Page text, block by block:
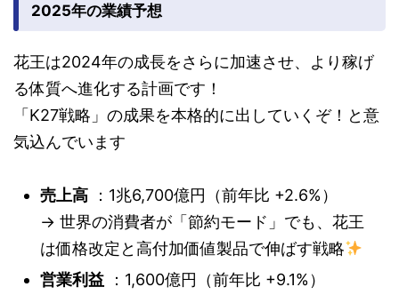
2025年の業績予想
花王は2024年の成長をさらに加速させ、より稼げ
る体質へ進化する計画です！
「K27戦略」の成果を本格的に出していくぞ！と意
気込んでいます
売上高 ：1兆6,700億円（前年比 +2.6%）
→ 世界の消費者が「節約モード」でも、花王
は価格改定と高付加価値製品で伸ばす戦略
営業利益 ：1,600億円（前年比 +9.1%）